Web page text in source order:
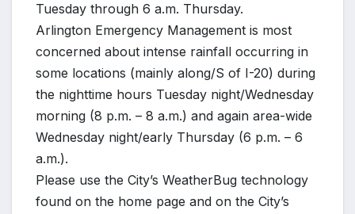
Tuesday through 6 a.m. Thursday.
Arlington Emergency Management is most
concerned about intense rainfall occurring in
some locations (mainly along/S of I-20) during
the nighttime hours Tuesday night/Wednesday
morning (8 p.m. – 8 a.m.) and again area-wide
Wednesday night/early Thursday (6 p.m. – 6
a.m.).
Please use the City’s WeatherBug technology
found on the home page and on the City’s